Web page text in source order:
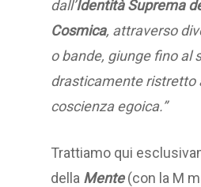
dall’Identità Suprema
Cosmica, attraverso
o bande, giunge fino al
drasticamente ristretto
coscienza egoica.”
Trattiamo qui
della Mente(con la M